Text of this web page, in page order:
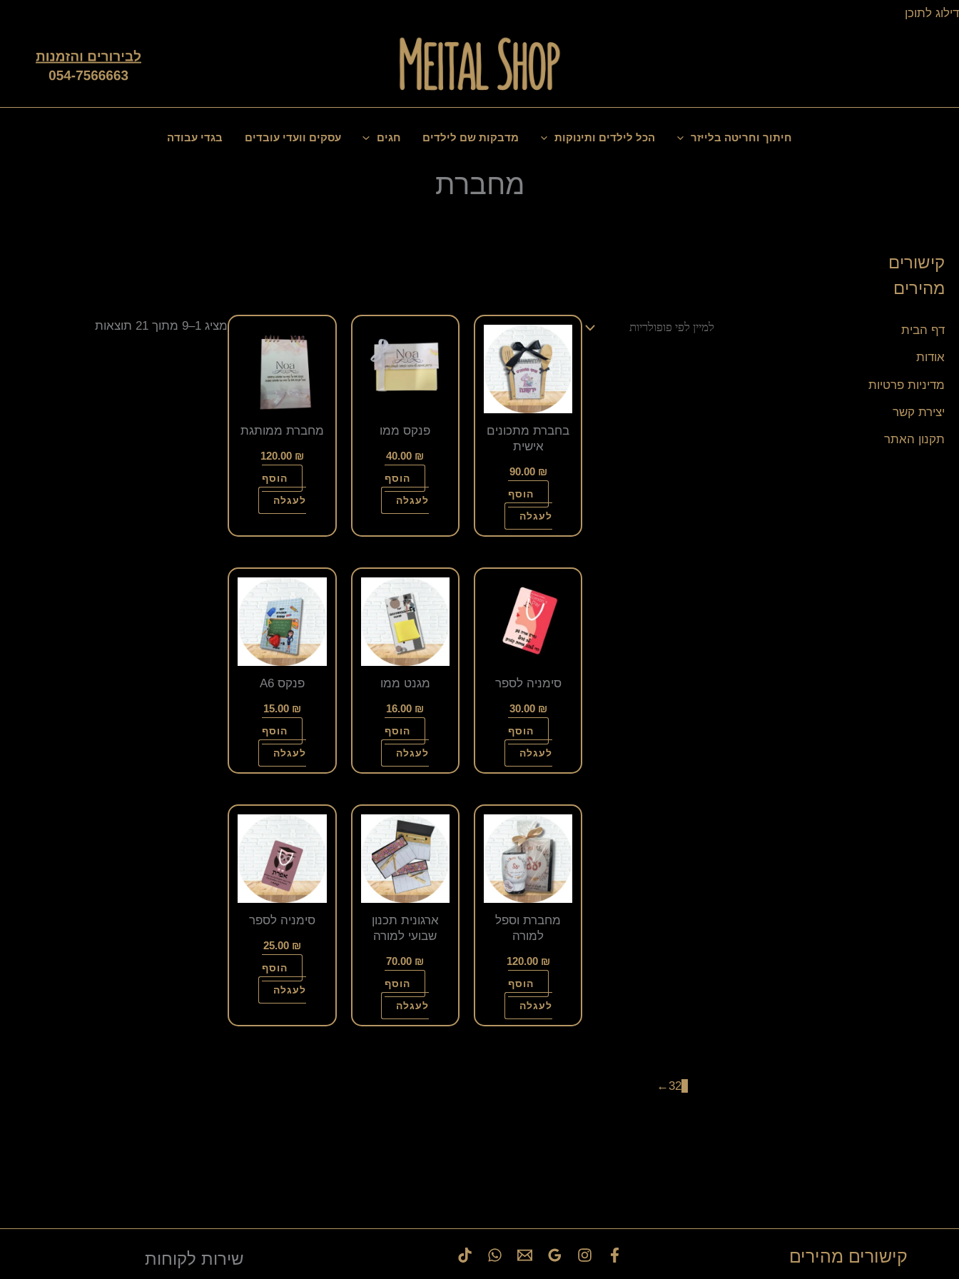
דילוג לתוכן
דילוג
חיתוך וחריטה בלייזר הכל לילדים ותינוקות מדבקות שם לילדים חגים עסקים וועדי עובדים בגדי עבודה
מחברת
קישורים
מהירים
דף הבית
אודות
מדיניות פרטיות
יצירת קשר
תקנון האתר
מציג 1–9 מתוך 21 תוצאות
לפי
פופולריות
בחברת מתכונים
אישית
90.00 ₪
הוסף
לעגלה
פנקס ממו
40.00 ₪
הוסף
לעגלה
מחברת ממותגת
120.00 ₪
הוסף
לעגלה
סימניה לספר
30.00 ₪
הוסף
לעגלה
מגנט ממו
16.00 ₪
הוסף
לעגלה
פנקס A6
15.00 ₪
הוסף
לעגלה
מחברת וספל
למורה
120.00 ₪
הוסף
לעגלה
ארגונית תכנון
שבועי למורה
70.00 ₪
הוסף
לעגלה
סימניה לספר
25.00 ₪
הוסף
לעגלה
2
3
←
קישורים מהירים שירות לקוחות